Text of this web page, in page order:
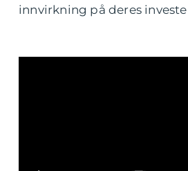
innvirkning på deres